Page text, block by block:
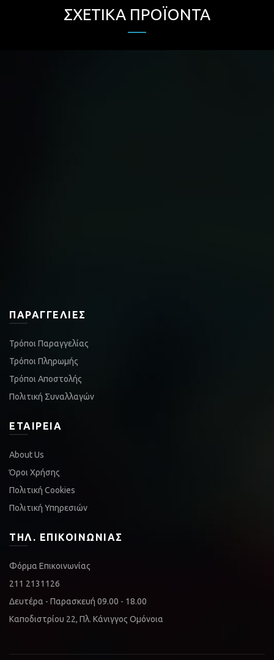
ΣΧΕΤΙΚΆ ΠΡΟΪΌΝΤΑ
ΠΑΡΑΓΓΕΛΊΕΣ
Τρόποι Παραγγελίας
Τρόποι Πληρωμής
Τρόποι Αποστολής
Πολιτική Συναλλαγών
ΕΤΑΙΡΕΊΑ
About Us
Όροι Χρήσης
Πολιτική Cookies
Πολιτική Υπηρεσιών
ΤΗΛ. ΕΠΙΚΟΙΝΩΝΊΑΣ
Φόρμα Επικοινωνίας
211 2131126
Δευτέρα - Παρασκευή 09.00 - 18.00
Καποδιστρίου 22, Πλ. Κάνιγγος Ομόνοια